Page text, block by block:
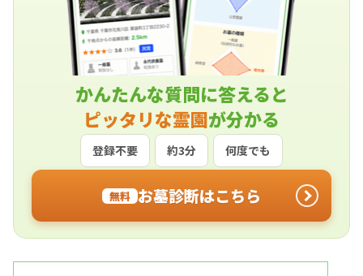
かんたんな質問に答えると
ピッタリな霊園が分かる
登録不要 約3分 何度でも
無料 お墓診断はこちら